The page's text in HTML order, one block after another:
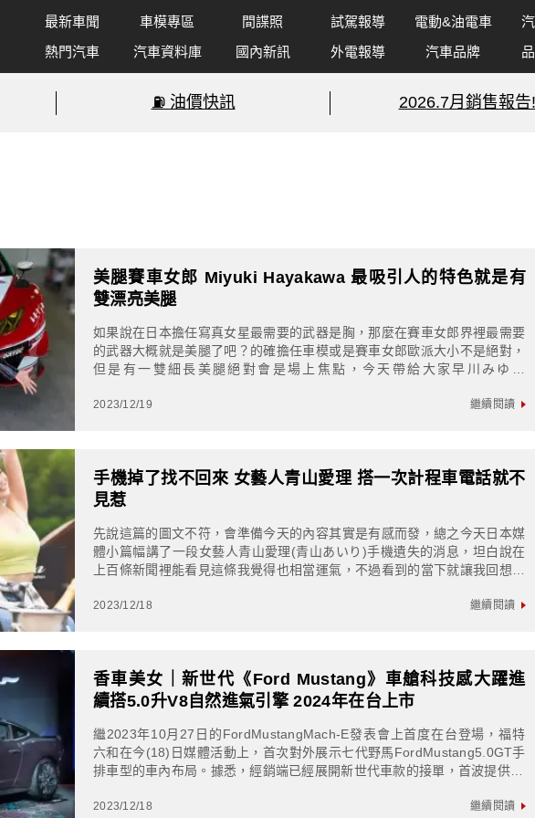
最新車聞 車模專區 間諜照 試駕報導 電動&油電車
熱門汽車
汽車資料庫 國內新訊 外電報導 汽車品牌
⛽️ 油價快訊 2026.7月銷售報告!
美腿賽車女郎 Miyuki Hayakawa 最吸引人的特色就是有
雙漂亮美腿
如果說在日本擔任寫真女星最需要的武器是胸，那麼在賽車女郎界裡最需要
的武器大概就是美腿了吧？的確擔任車模或是賽車女郎歐派大小不是絕對，
但是有一雙細長美腿絕對會是場上焦點，今天帶給大家早川みゆき
2023/12/19 繼續閱讀
手機掉了找不回來 女藝人青山愛理 搭一次計程車電話就不
見惹
先說這篇的圖文不符，會準備今天的內容其實是有感而發，總之今天日本媒
體小篇幅講了一段女藝人青山愛理(青山あいり)手機遺失的消息，坦白說在
上百條新聞裡能看見這條我覺得也相當運氣，不過看到的當下就讓我回想起
2023/12/18 繼續閱讀
香車美女｜新世代《Ford Mustang》車艙科技感大躍進
續搭5.0升V8自然進氣引擎 2024年在台上市
繼2023年10月27日的FordMustangMach-E發表會上首度在台登場，福特
六和在今(18)日媒體活動上，首次對外展示七代野馬FordMustang5.0GT手
排車型的車內布局。據悉，經銷端已經展開新世代車款的接單，首波提供30
2023/12/18 繼續閱讀